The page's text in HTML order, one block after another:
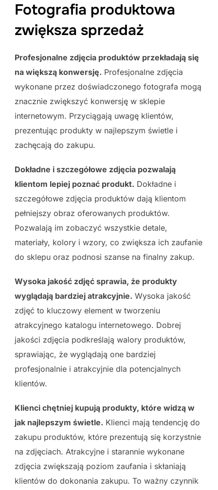
Fotografia produktowa
zwiększa sprzedaż
Profesjonalne zdjęcia produktów przekładają się
na większą konwersję. Profesjonalne zdjęcia
wykonane przez doświadczonego fotografa mogą
znacznie zwiększyć konwersję w sklepie
internetowym. Przyciągają uwagę klientów,
prezentując produkty w najlepszym świetle i
zachęcają do zakupu.
Dokładne i szczegółowe zdjęcia pozwalają
klientom lepiej poznać produkt. Dokładne i
szczegółowe zdjęcia produktów dają klientom
pełniejszy obraz oferowanych produktów.
Pozwalają im zobaczyć wszystkie detale,
materiały, kolory i wzory, co zwiększa ich zaufanie
do sklepu oraz podnosi szanse na finalny zakup.
Wysoka jakość zdjęć sprawia, że produkty
wyglądają bardziej atrakcyjnie. Wysoka jakość
zdjęć to kluczowy element w tworzeniu
atrakcyjnego katalogu internetowego. Dobrej
jakości zdjęcia podkreślają walory produktów,
sprawiając, że wyglądają one bardziej
profesjonalnie i atrakcyjnie dla potencjalnych
klientów.
Klienci chętniej kupują produkty, które widzą w
jak najlepszym świetle. Klienci mają tendencję do
zakupu produktów, które prezentują się korzystnie
na zdjęciach. Atrakcyjne i starannie wykonane
zdjęcia zwiększają poziom zaufania i skłaniają
klientów do dokonania zakupu. To ważny czynnik